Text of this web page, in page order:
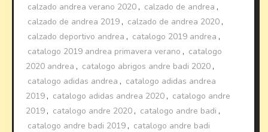
calzado andrea verano 2020 , calzado de andrea ,
calzado de andrea 2019 , calzado de andrea 2020 ,
calzado deportivo andrea , catalogo 2019 andrea ,
catalogo 2019 andrea primavera verano , catalogo
2020 andrea , catalogo abrigos andre badi 2020 ,
catalogo adidas andrea , catalogo adidas andrea
2019 , catalogo adidas andrea 2020 , catalogo andre
2019 , catalogo andre 2020 , catalogo andre badi ,
catalogo andre badi 2019 , catalogo andre badi